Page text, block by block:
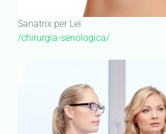
Sanatrix per Lei
/chirurgia-senologica/